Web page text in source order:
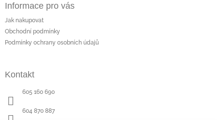
Informace pro vás
Jak nakupovat
Obchodní podmínky
Podmínky ochrany osobních údajů
Kontakt
605 160 690
604 870 887